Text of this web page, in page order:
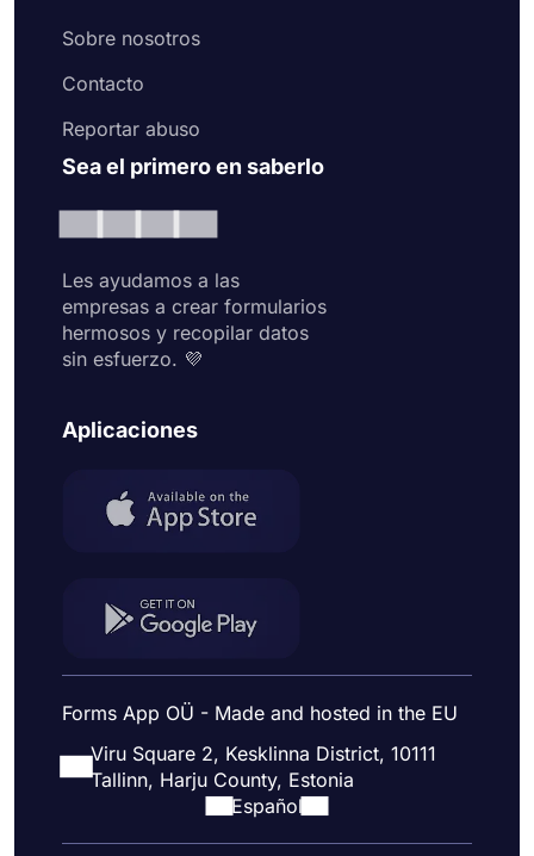
Sobre nosotros
Contacto
Reportar abuso
Sea el primero en saberlo
Les ayudamos a las
empresas a crear formularios
hermosos y recopilar datos
sin esfuerzo. 💜
Aplicaciones
Forms App OÜ - Made and hosted in the EU
Viru Square 2, Kesklinna District, 10111
Tallinn, Harju County, Estonia
Español